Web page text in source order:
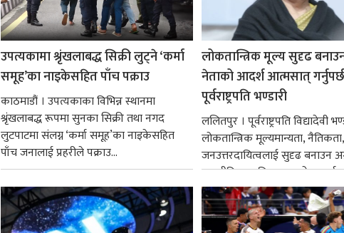
उपत्यकामा श्रृंखलाबद्ध सिक्री लुट्ने ‘कर्मा
समूह’का नाइकेसहित पाँच पक्राउ
काठमाडौं । उपत्यकाका विभिन्न स्थानमा
श्रृंखलाबद्ध रूपमा सुनका सिक्री तथा नगद
लुटपाटमा संलग्न ‘कर्मा समूह’का नाइकेसहित
पाँच जनालाई प्रहरीले पक्राउ...
लोकतान्त्रिक मूल्य सुदृढ
नेताको आदर्श आत्मसात्
पूर्वराष्ट्रपति भण्डारी
ललितपुर । पूर्वराष्ट्रपति विद्यादेवी
लोकतान्त्रिक मूल्यमान्यता,
जनउत्तरदायित्वलाई सुदृढ बनाउन
राजनीतिक व्यक्तित्वहरूको
गर्न आवश्यक...